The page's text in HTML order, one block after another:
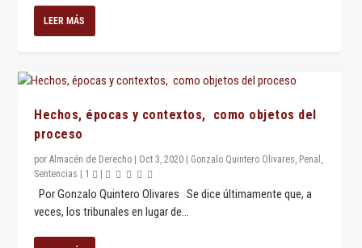
LEER MÁS
Hechos, épocas y contextos, como objetos del
proceso
porAlmacén de Derecho Oct 3, 2020 Gonzalo Quintero Olivares, Penal ,
Sentencias
1
Por Gonzalo Quintero Olivares Se dice últimamente que, a
veces, los tribunales en lugar de...